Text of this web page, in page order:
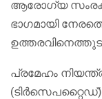
ആരോഗ്യ
ഭാഗമായി
പ്രമേഹം